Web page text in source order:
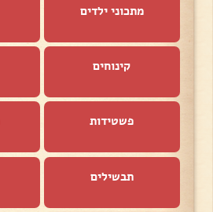
מתכוני ילדים
קינוחים
פשטידות
תבשילים